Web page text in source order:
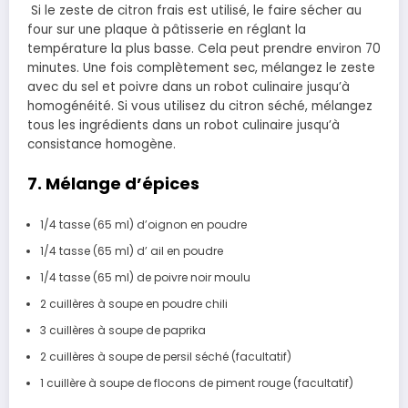
Si le zeste de citron frais est utilisé, le faire sécher au
four sur une plaque à pâtisserie en réglant la
température la plus basse. Cela peut prendre environ 70
minutes. Une fois complètement sec, mélangez le zeste
avec du sel et poivre dans un robot culinaire jusqu’à
homogénéité. Si vous utilisez du citron séché, mélangez
tous les ingrédients dans un robot culinaire jusqu’à
consistance homogène.
7. Mélange d’épices
1/4 tasse (65 ml) d’oignon en poudre
1/4 tasse (65 ml) d’ ail en poudre
1/4 tasse (65 ml) de poivre noir moulu
2 cuillères à soupe en poudre chili
3 cuillères à soupe de paprika
2 cuillères à soupe de persil séché (facultatif)
1 cuillère à soupe de flocons de piment rouge (facultatif)